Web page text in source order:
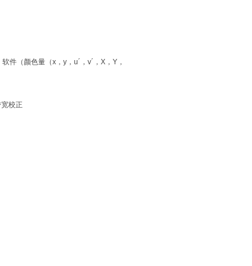
件（颜色量（x，y，u´，v´，X，Y，
校正